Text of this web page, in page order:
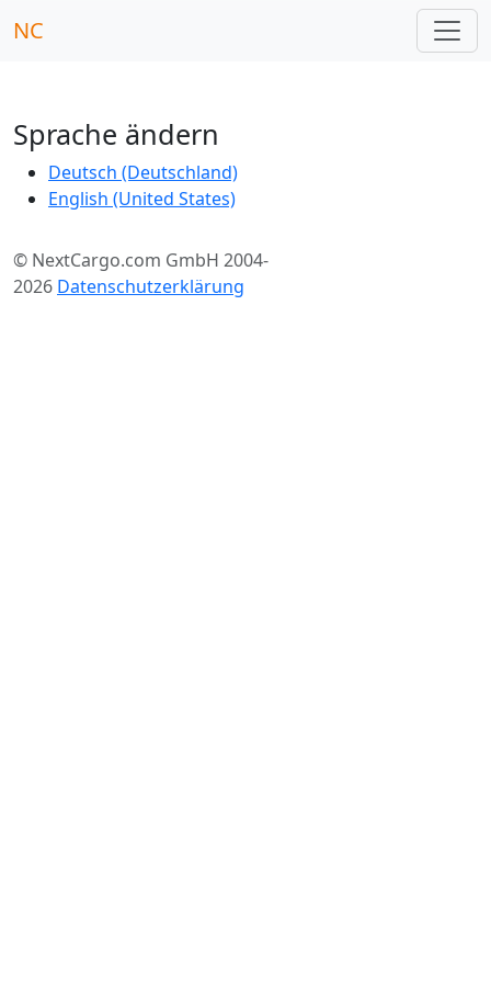
NC
Sprache ändern
Deutsch (Deutschland)
English (United States)
© NextCargo.com GmbH 2004-
2026 Datenschutzerklärung